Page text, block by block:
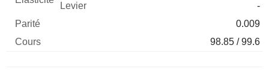
-
0.009
98.85 / 99.6